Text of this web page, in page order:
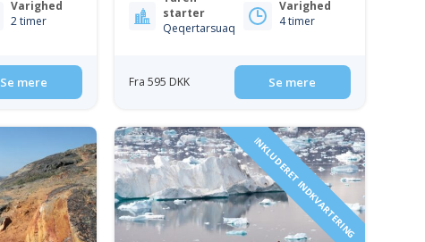
Varighed
2 timer
Se mere
starter
Qeqertarsuaq
Varighed
4 timer
Fra 595 DKK Se mere
INKLUDERET INDKVARTERING